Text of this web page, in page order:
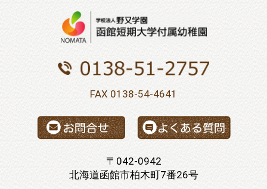
FAX 0138-54-4641
〒042-0942
北海道函館市柏木町7番26号